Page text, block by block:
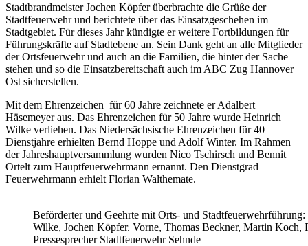
Stadtbrandmeister Jochen Köpfer überbrachte die Grüße der
Stadtfeuerwehr und berichtete über das Einsatzgeschehen im
Stadtgebiet. Für dieses Jahr kündigte er weitere Fortbildungen für
Führungskräfte auf Stadtebene an. Sein Dank geht an alle Mitglieder
der Ortsfeuerwehr und auch an die Familien, die hinter der Sache
stehen und so die Einsatzbereitschaft auch im ABC Zug Hannover
Ost sicherstellen.
Mit dem Ehrenzeichen für 60 Jahre zeichnete er Adalbert
Häsemeyer aus. Das Ehrenzeichen für 50 Jahre wurde Heinrich
Wilke verliehen. Das Niedersächsische Ehrenzeichen für 40
Dienstjahre erhielten Bernd Hoppe und Adolf Winter. Im Rahmen
der Jahreshauptversammlung wurden Nico Tschirsch und Bennit
Ortelt zum Hauptfeuerwehrmann ernannt. Den Dienstgrad
Feuerwehrmann erhielt Florian Walthemate.
Beförderter und Geehrte mit Orts- und
Wilke, Jochen Köpfer. Vorne, Thomas Beckner, Martin
Pressesprecher Stadtfeuerwehr Sehnde